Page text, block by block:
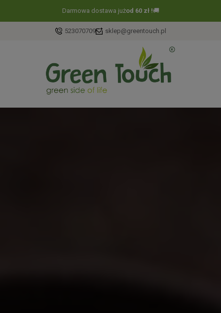
Darmowa dostawa jużod 60 zł !🚚
523070709 sklep@greentouch.pl